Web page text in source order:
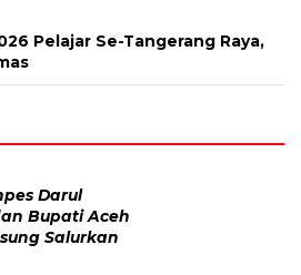
Pelajar Se-Tangerang Raya,
Darul
Bupati Aceh
Salurkan